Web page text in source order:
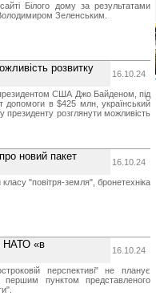
Білого дому за результатами
Зеленським.
розвитку
16.10.24
США Джо Байденом, під
допомоги в $425 млн, український
президенту розглянути можливість
новий пакет
16.10.24
"повітря-земля", бронетехніка
НАТО «в
16.10.24
перспективі" не планує
пунктом представленого